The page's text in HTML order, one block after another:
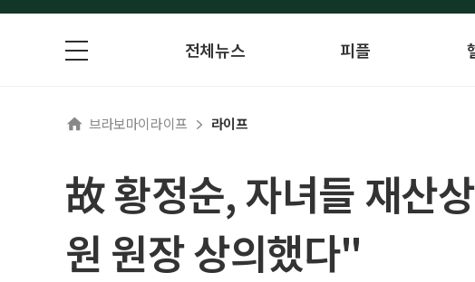
전체뉴스 피플
브라보마이라이프 라이프
故 황정순, 자녀들 재산
원 원장 상의했다"